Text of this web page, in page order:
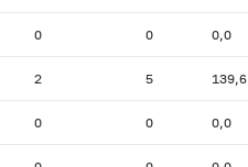
0 0 0,0
2 5 139,6
0 0 0,0